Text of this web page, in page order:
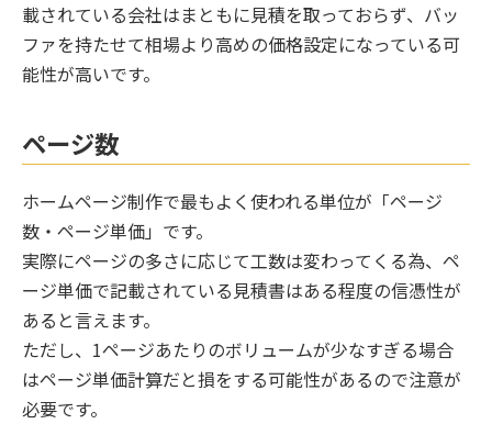
載されている会社はまともに見積を取っておらず、バッ
ファを持たせて相場より高めの価格設定になっている可
能性が高いです。
ページ数
ホームページ制作で最もよく使われる単位が「ページ
数・ページ単価」です。
実際にページの多さに応じて工数は変わってくる為、ペ
ージ単価で記載されている見積書はある程度の信憑性が
あると言えます。
ただし、1ページあたりのボリュームが少なすぎる場合
はページ単価計算だと損をする可能性があるので注意が
必要です。